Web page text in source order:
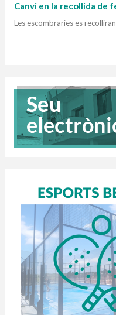
Canvi en la recollida de
Les escombraries es